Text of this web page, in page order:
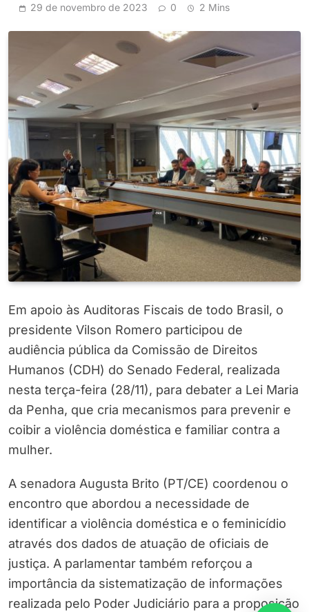
29 de novembro de 2023 0 2 Mins
Em apoio às Auditoras Fiscais de todo Brasil, o
presidente Vilson Romero participou de
audiência pública da Comissão de Direitos
Humanos (CDH) do Senado Federal, realizada
nesta terça-feira (28/11), para debater a Lei Maria
da Penha, que cria mecanismos para prevenir e
coibir a violência doméstica e familiar contra a
mulher.
A senadora Augusta Brito (PT/CE) coordenou o
encontro que abordou a necessidade de
identificar a violência doméstica e o feminicídio
através dos dados de atuação de oficiais de
justiça. A parlamentar também reforçou a
importância da sistematização de informações
realizada pelo Poder Judiciário para a proposição